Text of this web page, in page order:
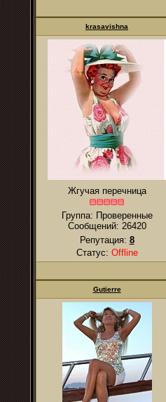
krasavishna
Жгучая перечница
Группа: Проверенные
Сообщений: 26420
Репутация: 8
Статус: Offline
Gutierre